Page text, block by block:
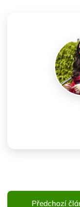
Předchozí